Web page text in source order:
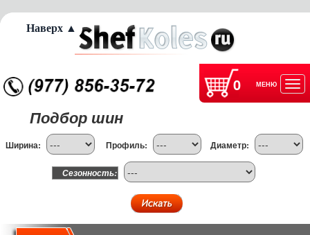
0 МЕНЮ
Подбор шин
Ширина: Профиль: Диаметр:
Сезонность:
Наверх ▲